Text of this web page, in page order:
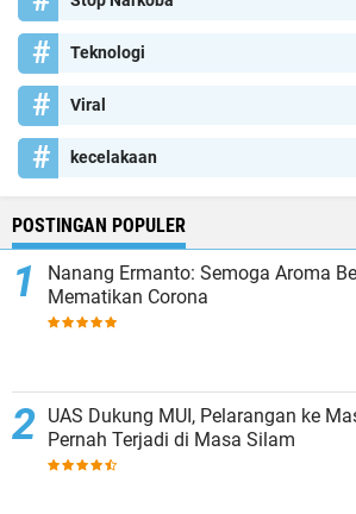
Teknologi
Viral
kecelakaan
POSTINGAN POPULER
Nanang Ermanto: Semoga Aroma
Mematikan Corona
UAS Dukung MUI, Pelarangan ke
Pernah Terjadi di Masa Silam